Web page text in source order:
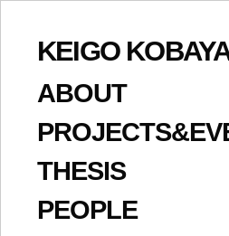
KEIGO
ABOUT
THESIS
PEOPLE